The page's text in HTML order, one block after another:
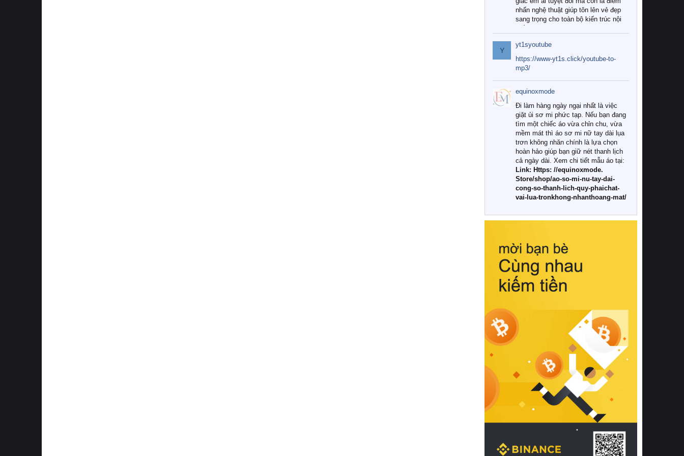
nhấn nghệ thuật giúp tôn lên vẻ đẹp
sang trọng cho toàn bộ kiến trúc nội
Tuy nhiên, giữa thị trường đa dạng
với vô vàn thương hiệu và mẫu mã
như hiện nay, làm thế nào để chọn
được những bộ chăn ga gối đệm cao
cấp thực sự chất lượng, phù hợp với
khí hậu và nhu cầu sử dụng của gia
đình? Hãy cùng chúng tôi đi tìm lời
giải đáp chi tiết qua bài viết dưới đây.
1. Tại sao các gia đình hiện đại lại ưa
chuộng chăn ga gối đệm cao cấp?
Khác với các dòng sản phẩm thông
thường, những bộ chăn ga gối đệm
cao cấp trải qua quy trình sản xuất
nghiêm ngặt từ khâu chọn lọc nguyên
liệu tự nhiên đến công nghệ dệt
nhuộm hiện đại không chứa hóa chất
này, bạn sẽ cảm nhận rõ rệt sự khác
hồi chuẩn xác của phần đệm nâng đỡ
cột sống.
Bên cạnh đó, việc lựa chọn các dòng
sản phẩm đạt chuẩn chất lượng quốc
tế còn giúp ngăn ngừa tình trạng kích
khuẩn và nấm mốc trong điều kiện
thời tiết nóng ẩm. Bạn có thể tìm hiểu
thêm các nghiên cứu khoa học về tác
động của giấc ngủ và môi trường
phòng ngủ đối với sức khỏe con
người tại Sleep Foundation (External
Link) để có cái nhìn toàn diện hơn.
2. Các tiêu chí vàng khi lựa chọn
chăn ga gối đệm cao cấp cho phòng
ngủ
Để sở hữu một bộ chăn ga gối đệm
cao cấp hoàn hảo cả về thẩm mỹ lẫn
công năng, người tiêu dùng cần cân
nhắc kỹ lưỡng các tiêu chí quan trọng
Y
yt1syoutube
https://www-yt1s.click/youtube-to-
mp3/
equinoxmode
Đi làm hàng ngày ngại nhất là việc
giặt ủi sơ mi phức tạp. Nếu bạn đang
tìm một chiếc áo vừa chỉn chu, vừa
mềm mát thì áo sơ mi nữ tay dài lụa
trơn không nhăn chính là lựa chọn
hoàn hảo giúp bạn giữ nét thanh lịch
cả ngày dài. Xem chi tiết mẫu áo tại:
Link: Https: //equinoxmode.
Store/shop/ao-so-mi-nu-tay-dai-
cong-so-thanh-lich-quy-phaichat-
vai-lua-tronkhong-nhanthoang-mat/